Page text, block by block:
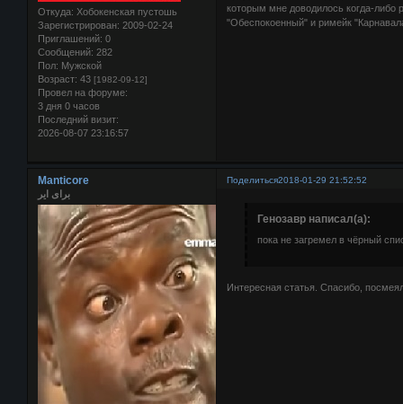
Откуда: Хобокенская пустошь
Зарегистрирован: 2009-02-24
Приглашений: 0
Сообщений: 282
Пол: Мужской
Возраст: 43 [1982-09-12]
Провел на форуме:
3 дня 0 часов
Последний визит:
2026-08-07 23:16:57
которым мне доводилось когда-либо
"Обеспокоенный" и римейк
Поделиться2018-01-29 21:52:52
Manticore
برای ایر
Генозавр написал(а):
пока не загремел в чёрный
Интересная статья. Спасибо,